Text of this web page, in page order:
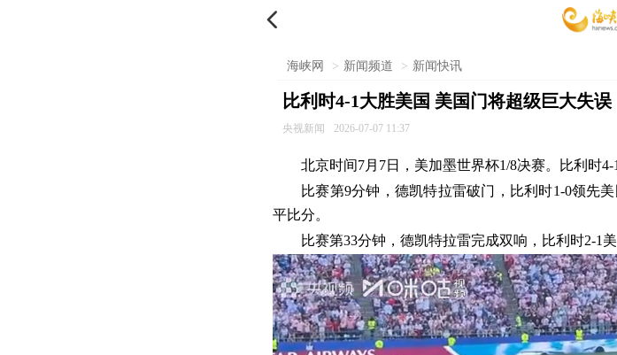

海峡网 > 新闻频道 > 新闻快讯
比利时4-1大胜美国 美国门将超级巨大失误
央视新闻 2026-07-07 11:37
北京时间7月7日，美加墨世界杯1/8决赛。比利时4-
比赛第9分钟，德凯特拉雷破门，比利时1-0领先
平比分。
比赛第33分钟，德凯特拉雷完成双响，比利时2-1